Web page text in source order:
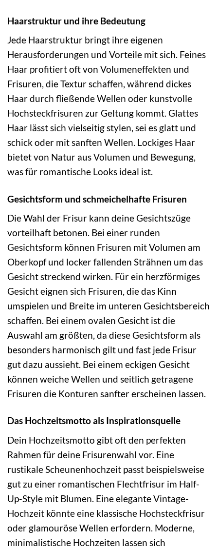
Haarstruktur und ihre Bedeutung
Jede Haarstruktur bringt ihre eigenen
Herausforderungen und Vorteile mit sich. Feines
Haar profitiert oft von Volumeneffekten und
Frisuren, die Textur schaffen, während dickes
Haar durch fließende Wellen oder kunstvolle
Hochsteckfrisuren zur Geltung kommt. Glattes
Haar lässt sich vielseitig stylen, sei es glatt und
schick oder mit sanften Wellen. Lockiges Haar
bietet von Natur aus Volumen und Bewegung,
was für romantische Looks ideal ist.
Gesichtsform und schmeichelhafte Frisuren
Die Wahl der Frisur kann deine Gesichtszüge
vorteilhaft betonen. Bei einer runden
Gesichtsform können Frisuren mit Volumen am
Oberkopf und locker fallenden Strähnen um das
Gesicht streckend wirken. Für ein herzförmiges
Gesicht eignen sich Frisuren, die das Kinn
umspielen und Breite im unteren Gesichtsbereich
schaffen. Bei einem ovalen Gesicht ist die
Auswahl am größten, da diese Gesichtsform als
besonders harmonisch gilt und fast jede Frisur
gut dazu aussieht. Bei einem eckigen Gesicht
können weiche Wellen und seitlich getragene
Frisuren die Konturen sanfter erscheinen lassen.
Das Hochzeitsmotto als Inspirationsquelle
Dein Hochzeitsmotto gibt oft den perfekten
Rahmen für deine Frisurenwahl vor. Eine
rustikale Scheunenhochzeit passt beispielsweise
gut zu einer romantischen Flechtfrisur im Half-
Up-Style mit Blumen. Eine elegante Vintage-
Hochzeit könnte eine klassische Hochsteckfrisur
oder glamouröse Wellen erfordern. Moderne,
minimalistische Hochzeiten lassen sich